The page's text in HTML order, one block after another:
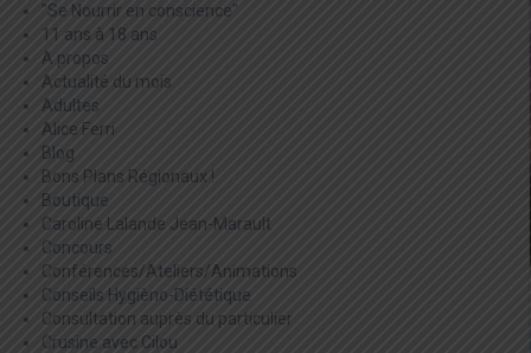
"Se Nourrir en conscience"
11 ans à 18 ans
A propos
Actualité du mois
Adultes
Alice Ferri
Blog
Bons Plans Régionaux !
Boutique
Caroline Lalande Jean-Marault
Concours
Conférences/Ateliers/Animations
Conseils Hygièno-Diététique
Consultation auprès du particulier
Crusine avec Cilou